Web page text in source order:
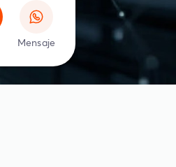
Mensaje